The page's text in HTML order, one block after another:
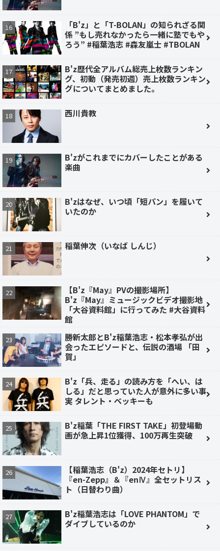
「B'z」と「T-BOLAN」の知られざる関
係 ”もし売れなかったら一緒に塾でもや
ろう” #稲葉浩志 #森友嵐士 #TBOLAN
B'z歴代全アルバム総売上枚数ランキン
グ、初動（発売初週）売上枚数ランキン
グについてまとめました。
西川貴教
B'zがこれまでにカバーしたことがある
楽曲
B'zはなぜ、いつ頃「短パン」を履いて
いたのか
稲葉伸次（いなば しんじ）
【B'z『May』PVの撮影場所】
B'z『May』ミュージックビデオ撮影地
「大谷資料館」に行ってみた #大谷資料
館
勝新太郎とB'z稲葉浩志・松本孝弘が出
会ったエピソードと、伝説の酒場 「田
賀」
B'z「兵、走る」の読み方を「へい、は
しる」だと思っていた人が意外に多い事
実 タレント・ベッキーも
B'z稲葉「THE FIRST TAKE」初登場動
画が急上昇1位獲得、100万再生突破
【稲葉浩志（B'z）2024年セトリ】
『en-Zepp』＆『enⅣ』全セットリス
ト（日替わり曲）
B'z稲葉浩志は「LOVE PHANTOM」で
ダイブしているのか